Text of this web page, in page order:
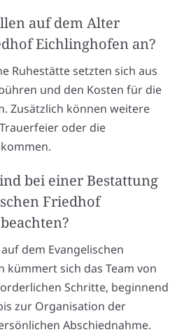
auf dem Alter
Eichlinghofen an?
Ruhestätte setzten sich aus
und den Kosten für die
Zusätzlich können weitere
oder die
bei einer Bestattung
Friedhof
dem Evangelischen
kümmert sich das Team von
Schritte, beginnend
zur Organisation der
Abschiednahme.